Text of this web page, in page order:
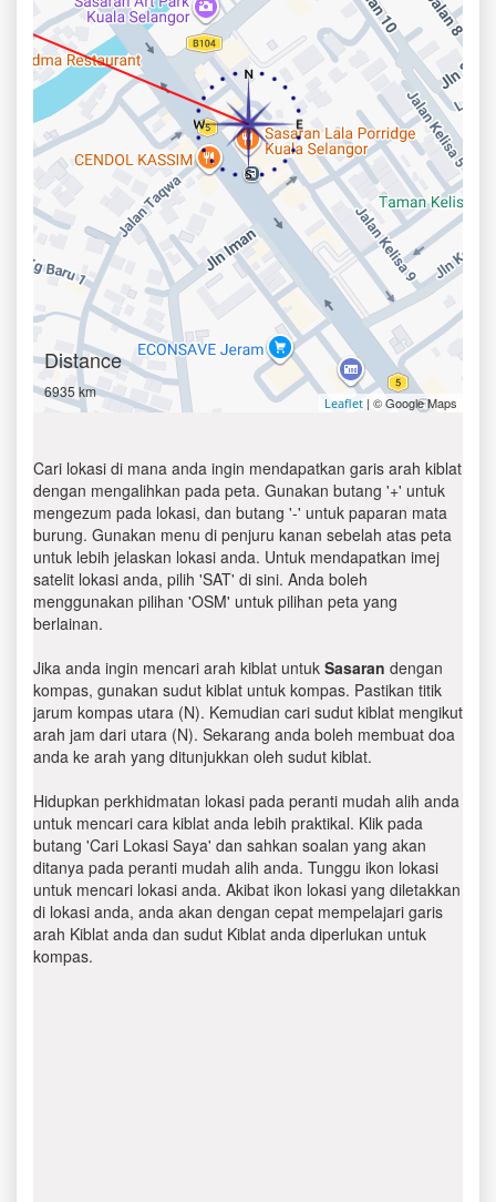
Distance
6935 km
Leaflet | © Google Maps
Cari lokasi di mana anda ingin mendapatkan garis arah kiblat
dengan mengalihkan pada peta. Gunakan butang '+' untuk
mengezum pada lokasi, dan butang '-' untuk paparan mata
burung. Gunakan menu di penjuru kanan sebelah atas peta
untuk lebih jelaskan lokasi anda. Untuk mendapatkan imej
satelit lokasi anda, pilih 'SAT' di sini. Anda boleh
menggunakan pilihan 'OSM' untuk pilihan peta yang
berlainan.
Jika anda ingin mencari arah kiblat untuk Sasaran dengan
kompas, gunakan sudut kiblat untuk kompas. Pastikan titik
jarum kompas utara (N). Kemudian cari sudut kiblat mengikut
arah jam dari utara (N). Sekarang anda boleh membuat doa
anda ke arah yang ditunjukkan oleh sudut kiblat.
Hidupkan perkhidmatan lokasi pada peranti mudah alih anda
untuk mencari cara kiblat anda lebih praktikal. Klik pada
butang 'Cari Lokasi Saya' dan sahkan soalan yang akan
ditanya pada peranti mudah alih anda. Tunggu ikon lokasi
untuk mencari lokasi anda. Akibat ikon lokasi yang diletakkan
di lokasi anda, anda akan dengan cepat mempelajari garis
arah Kiblat anda dan sudut Kiblat anda diperlukan untuk
kompas.